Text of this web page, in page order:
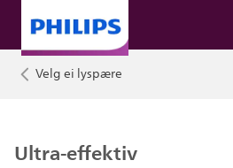
Velg ei lyspære
Ultra-effektiv